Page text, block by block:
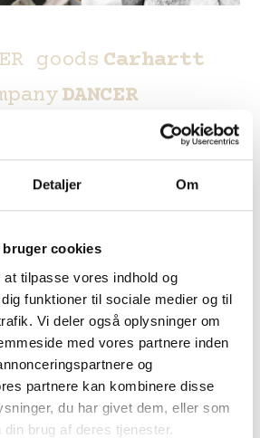
Detaljer Om
bruger cookies
tilpasse vores indhold og
funktioner til sociale medier og til
Vi deler også oplysninger om
med vores partnere inden
og
partnere kan kombinere disse
du har givet dem, eller som
brug af deres tjenester.
goods Carhartt
DANCER
G.H.
lala BERLINLast
Co.SpitfireStone
VANS Volcom
Yardsaleand